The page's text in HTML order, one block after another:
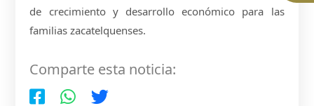
de crecimiento y desarrollo económico para las
familias zacatelquenses.
Comparte esta noticia: